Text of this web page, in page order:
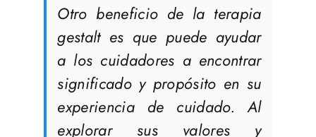
Otro beneficio de la terapia
gestalt es que puede ayudar
a los cuidadores a encontrar
significado y propósito en su
experiencia de cuidado. Al
explorar sus valores y